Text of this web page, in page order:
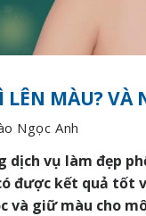
MÀU? VÀ
Ngọc Anh
vụ làm đẹp
được kết quả tốt
và giữ màu cho